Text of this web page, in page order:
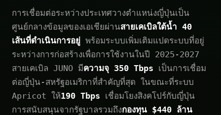
การเชื่อมต่อระหว่างประเทศวางตำแหน่งญี่ปุ่นเป็น
ศูนย์กลางข้อมูลของเอเชียผ่านสายเคเบิลใต้น้ำ 40
เส้นที่ดำเนินการอยู่ พร้อมระบบเพิ่มเติมแปดระบบที่อยู่
ระหว่างการก่อสร้างเพื่อการใช้งานในปี 2025-2027
สายเคเบิล JUNO มีความจุ 350 Tbps เป็นการเชื่อม
ต่อญี่ปุ่น-สหรัฐอเมริกาที่สำคัญที่สุด ในขณะที่ระบบ
Apricot ให้190 Tbps เชื่อมโยงสิงคโปร์กับญี่ปุ่น
การสนับสนุนจากรัฐบาลรวมถึงกองทุน $440 ล้าน